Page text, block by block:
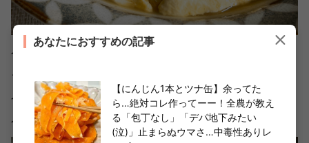
食べてみると、味付けはめんつゆだけなのに、プラスした
ごま油の風味のおかげで中華料理っぽい仕上がり！
食感も思った通りふわふわ・とろっとやさしく、これは大
人も子どもも大好きな味になっているはず♪
あなたにおすすめの記事
【にんじん1本とツナ缶】余ってた
ら…絶対コレ作ってーー！全農が教え
る「包丁なし」「デパ地下みたい
(泣)」止まらぬウマさ…中毒性ありレ